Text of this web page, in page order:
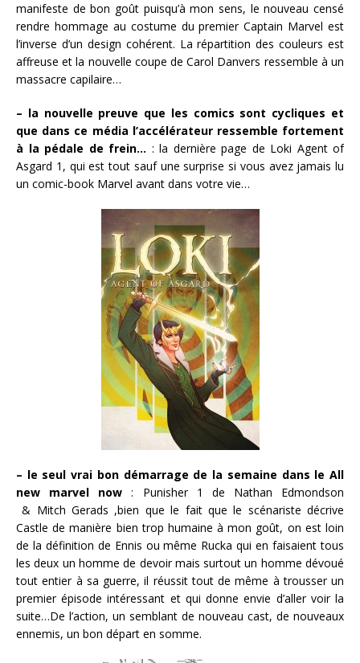
manifeste de bon goût puisqu’à mon sens, le nouveau censé
rendre hommage au costume du premier Captain Marvel est
l’inverse d’un design cohérent. La répartition des couleurs est
affreuse et la nouvelle coupe de Carol Danvers ressemble à un
massacre capilaire…
– la nouvelle preuve que les comics sont cycliques et
que dans ce média l’accélérateur ressemble fortement
à la pédale de frein… : la dernière page de Loki Agent of
Asgard 1, qui est tout sauf une surprise si vous avez jamais lu
un comic-book Marvel avant dans votre vie…
– le seul vrai bon démarrage de la semaine dans le All
new marvel now : Punisher 1 de Nathan Edmondson
& Mitch Gerads ,bien que le fait que le scénariste décrive
Castle de manière bien trop humaine à mon goût, on est loin
de la définition de Ennis ou même Rucka qui en faisaient tous
les deux un homme de devoir mais surtout un homme dévoué
tout entier à sa guerre, il réussit tout de même à trousser un
premier épisode intéressant et qui donne envie d’aller voir la
suite…De l’action, un semblant de nouveau cast, de nouveaux
ennemis, un bon départ en somme.